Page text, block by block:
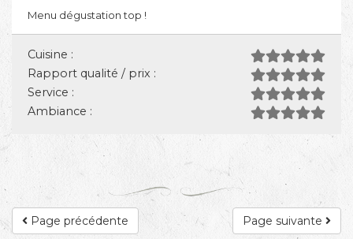
Menu dégustation top !
Cuisine :
Rapport qualité / prix :
Service :
Ambiance :
Page suivante
Page précédente